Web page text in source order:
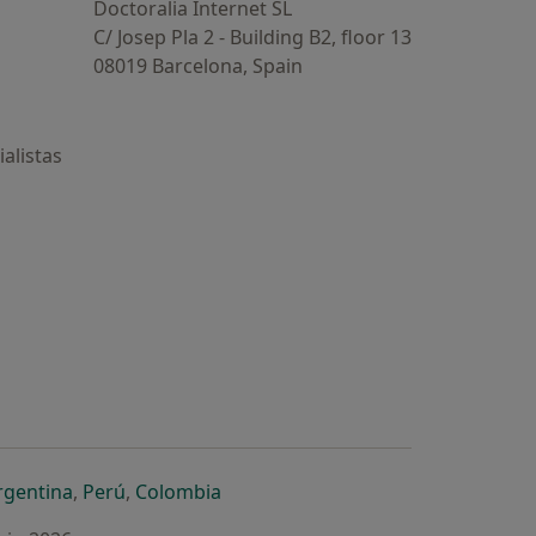
Doctoralia Internet SL
C/ Josep Pla 2 - Building B2, floor 13
08019 Barcelona, Spain
pestaña
una nueva pestaña
en una nueva pestaña
se abre en una nueva pestaña
, Perúse abre en una nueva pestaña
, Colombiase abre en una nueva pestaña